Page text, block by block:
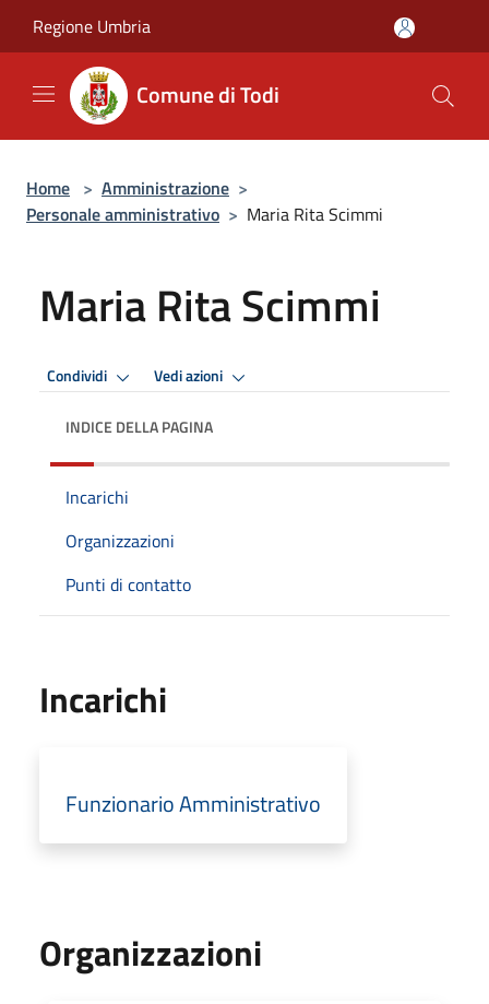
Regione Umbria
Comune di Todi
Home > Amministrazione >
Personale amministrativo > Maria Rita Scimmi
Maria Rita Scimmi
Condividi Vedi azioni
INDICE DELLA PAGINA
Incarichi
Organizzazioni
Punti di contatto
Incarichi
Funzionario Amministrativo
Organizzazioni